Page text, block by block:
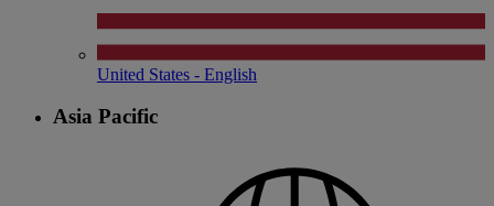
United States - English
Asia Pacific